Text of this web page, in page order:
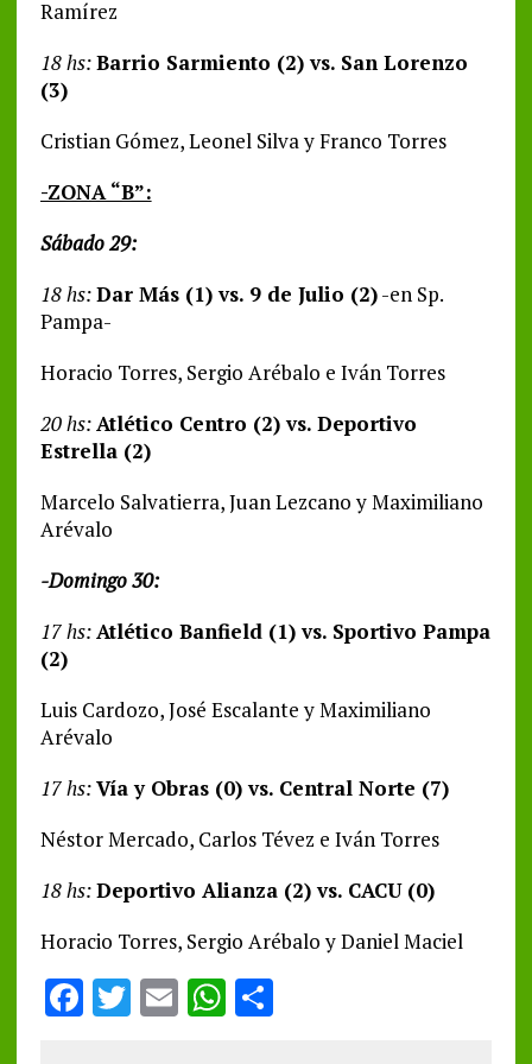
Ramírez
18 hs:Barrio Sarmiento (2) vs. San Lorenzo
(3)
Cristian Gómez, Leonel Silva y Franco Torres
-ZONA “B”:
Sábado 29:
18 hs:Dar Más (1) vs. 9 de Julio (2)-en Sp.
Pampa-
Horacio Torres, Sergio Arébalo e Iván Torres
20 hs:Atlético Centro (2) vs. Deportivo
Estrella (2)
Marcelo Salvatierra, Juan Lezcano y Maximiliano
Arévalo
-Domingo 30:
17 hs:Atlético Banfield (1) vs. Sportivo Pampa
(2)
Luis Cardozo, José Escalante y Maximiliano
Arévalo
17 hs:Vía y Obras (0) vs. Central Norte (7)
Néstor Mercado, Carlos Tévez e Iván Torres
18 hs:Deportivo Alianza (2) vs. CACU (0)
Horacio Torres, Sergio Arébalo y Daniel Maciel
F T E WS